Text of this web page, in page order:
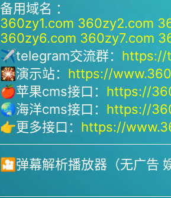
备用域名 ：
360zy1.com 360zy2.com
360zy6.com 360zy7.com
✈telegram交流群： https://
🎇演示站： https://
🍎苹果cms接口： https://
🌏海洋cms接口： https://
👉更多接口： https://
🎦弹幕解析播放器（无广告